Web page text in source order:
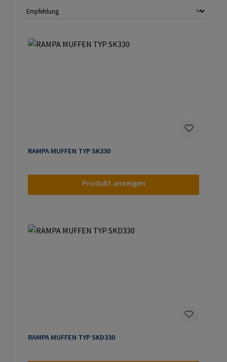
RAMPA MUFFEN TYP SK330
Produkt anzeigen
RAMPA MUFFEN TYP SKD330